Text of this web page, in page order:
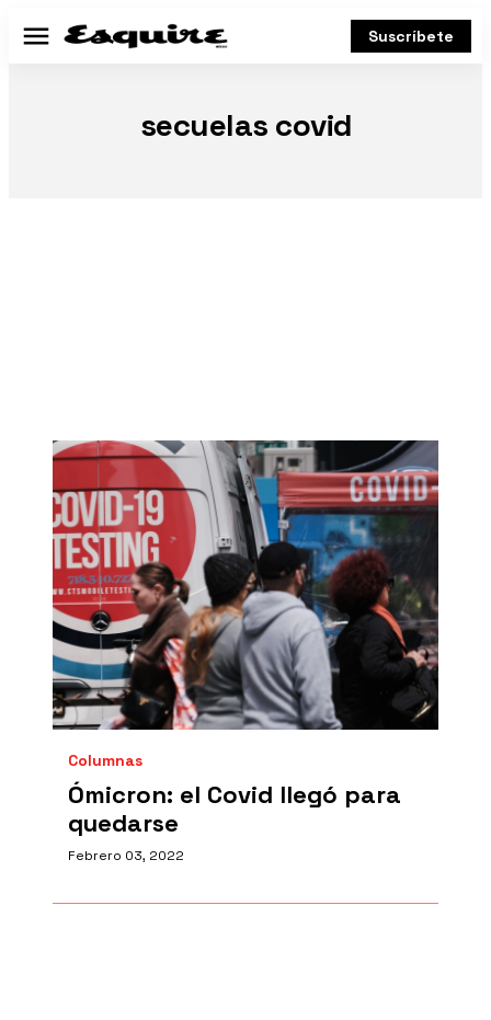
Menú Suscríbete
secuelas covid
Columnas
Ómicron: el Covid llegó para
quedarse
Febrero 03, 2022